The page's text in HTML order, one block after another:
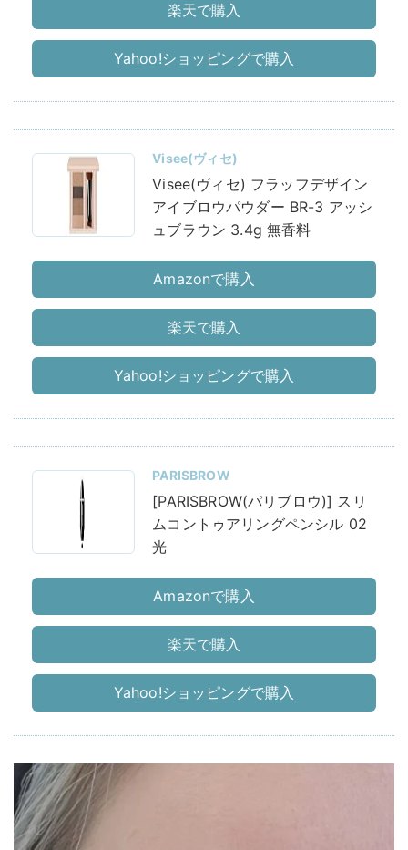
楽天で購入
Yahoo!ショッピングで購入
Visee(ヴィセ)
Visee(ヴィセ) フラッフデザイン
アイブロウパウダー BR-3 アッシ
ュブラウン 3.4g 無香料
Amazonで購入
楽天で購入
Yahoo!ショッピングで購入
PARISBROW
[PARISBROW(パリブロウ)] スリ
ムコントゥアリングペンシル 02
光
Amazonで購入
楽天で購入
Yahoo!ショッピングで購入